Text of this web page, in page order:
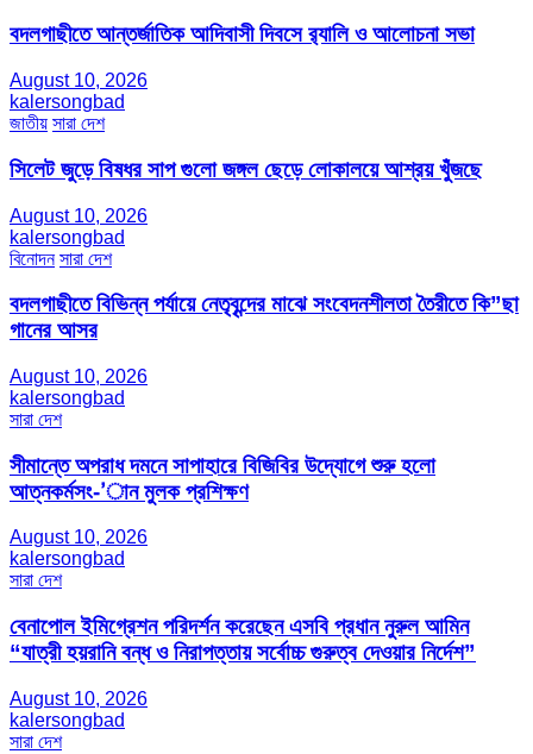
বদলগাছীতে আন্তর্জাতিক আদিবাসী দিবসে র‍্যালি ও আলোচনা সভা
August 10, 2026
kalersongbad
জাতীয় সারা দেশ
সিলেট জুড়ে বিষধর সাপ গুলো জঙ্গল ছেড়ে লোকালয়ে আশ্রয় খুঁজছে
August 10, 2026
kalersongbad
বিনোদন সারা দেশ
বদলগাছীতে বিভিন্ন পর্যায়ে নেতৃবৃন্দের মাঝে সংবেদনশীলতা তৈরীতে কি”ছা
গানের আসর
August 10, 2026
kalersongbad
সারা দেশ
সীমান্তে অপরাধ দমনে সাপাহারে বিজিবির উদ্যোগে শুরু হলো
আত্নকর্মসং-’ান মুলক প্রশিক্ষণ
August 10, 2026
kalersongbad
সারা দেশ
বেনাপোল ইমিগ্রেশন পরিদর্শন করেছেন এসবি প্রধান নুরুল আমিন
“যাত্রী হয়রানি বন্ধ ও নিরাপত্তায় সর্বোচ্চ গুরুত্ব দেওয়ার নির্দেশ”
August 10, 2026
kalersongbad
সারা দেশ